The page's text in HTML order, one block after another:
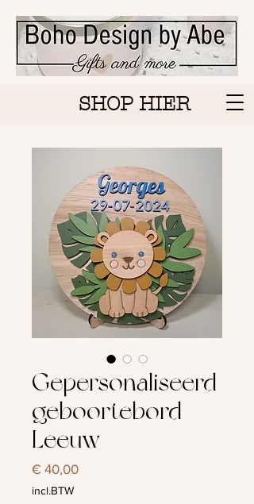
SHOP HIER
Gepersonaliseerd
geboortebord -
Leeuw
€ 40,00Prijs
incl.BTW